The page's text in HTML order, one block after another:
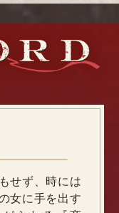
せず、時には
女に手を出す